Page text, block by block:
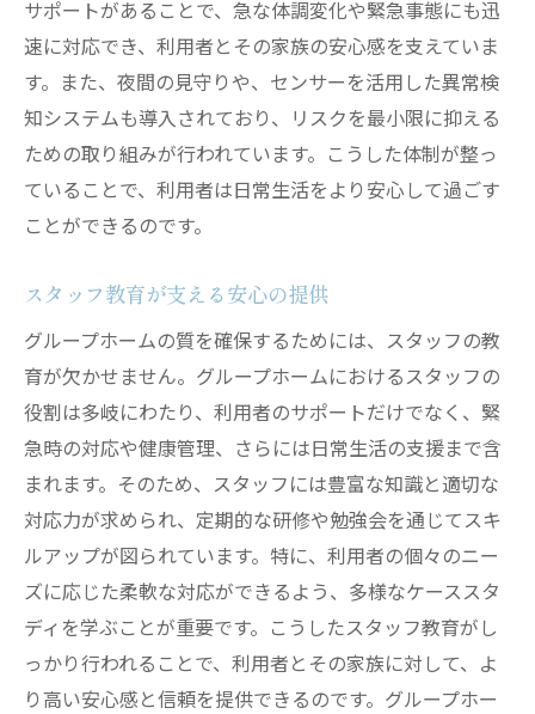
サポートがあることで、急な体調変化や緊急事態にも迅
速に対応でき、利用者とその家族の安心感を支えていま
す。また、夜間の見守りや、センサーを活用した異常検
知システムも導入されており、リスクを最小限に抑える
ための取り組みが行われています。こうした体制が整っ
ていることで、利用者は日常生活をより安心して過ごす
ことができるのです。
スタッフ教育が支える安心の提供
グループホームの質を確保するためには、スタッフの教
育が欠かせません。グループホームにおけるスタッフの
役割は多岐にわたり、利用者のサポートだけでなく、緊
急時の対応や健康管理、さらには日常生活の支援まで含
まれます。そのため、スタッフには豊富な知識と適切な
対応力が求められ、定期的な研修や勉強会を通じてスキ
ルアップが図られています。特に、利用者の個々のニー
ズに応じた柔軟な対応ができるよう、多様なケーススタ
ディを学ぶことが重要です。こうしたスタッフ教育がし
っかり行われることで、利用者とその家族に対して、よ
り高い安心感と信頼を提供できるのです。グループホー